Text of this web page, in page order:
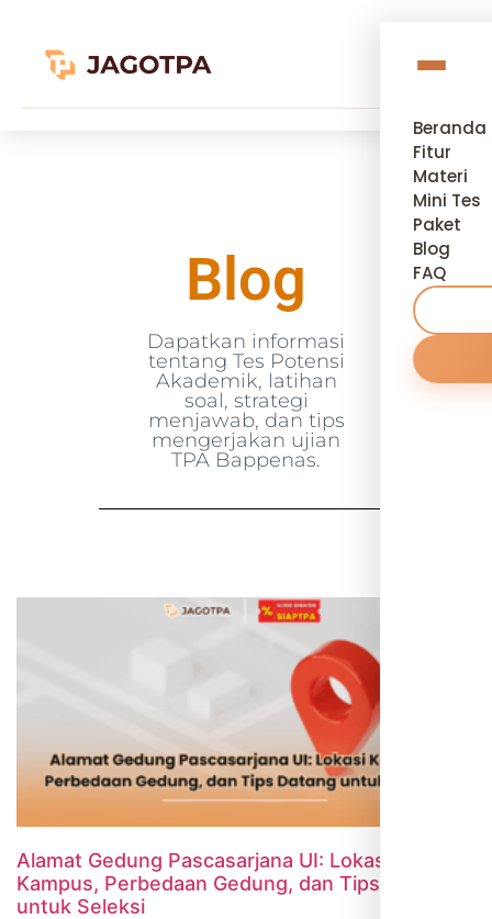
Beranda
Fitur
Materi
Mini Tes
Paket
Blog
FAQ
Blog
Dapatkan informasi
tentang Tes Potensi
Akademik, latihan
soal, strategi
menjawab, dan tips
mengerjakan ujian
TPA Bappenas.
Alamat Gedung Pascasarjana UI: Lokasi
Kampus, Perbedaan Gedung, dan Tips Datang
untuk Seleksi